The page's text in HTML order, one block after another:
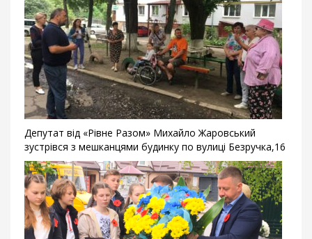
Депутат від «Рівне Разом» Михайло Жаровський
зустрівся з мешканцями будинку по вулиці Безручка,16